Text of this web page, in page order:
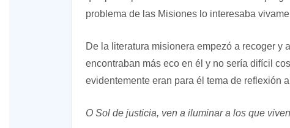
problema de las Misiones lo interesaba
De la literatura misionera empezó a recoger y
encontraban más eco en él y no sería difícil
evidentemente eran para él tema de reflexión
O Sol de justicia, ven a iluminar a los que